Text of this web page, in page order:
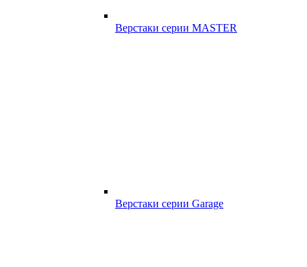
Верстаки серии MASTER
Верстаки серии Garage